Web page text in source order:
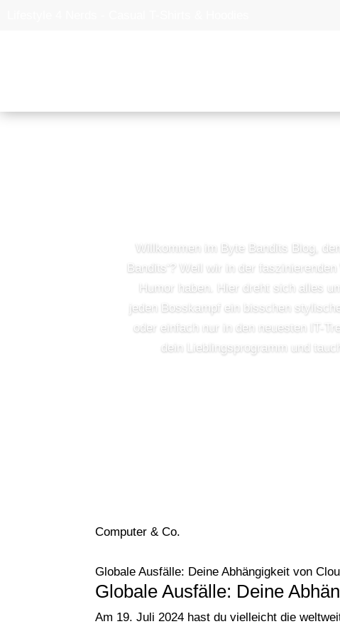
Willkommen im Byte Bandits Blog,
Bandits‘? Weil wir in der
Humor haben. Hier dreht sich alles
jeden Bosskampf ein bisschen
oder einfach nur in den neuesten IT-
dein Lieblingsprogramm und
Computer & Co.
Globale Ausfälle: Deine Abhängigkeit von
Globale Ausfälle: Deine
Am 19. Juli 2024 hast du vielleicht die